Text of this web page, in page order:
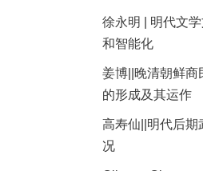
徐永明 | 明代文
和智能化
姜博||晚清朝鲜商
的形成及其运作
高寿仙||明代后期
况